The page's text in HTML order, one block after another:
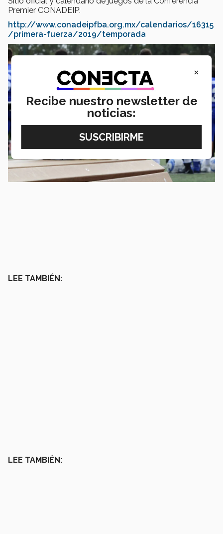
Premier CONADEIP:
http://www.conadeipfba.org.mx/calendarios/16315
/primera-fuerza/2019/temporada
LEE TAMBIÉN:
LEE TAMBIÉN:
×
Recibe nuestro newsletter de
noticias: